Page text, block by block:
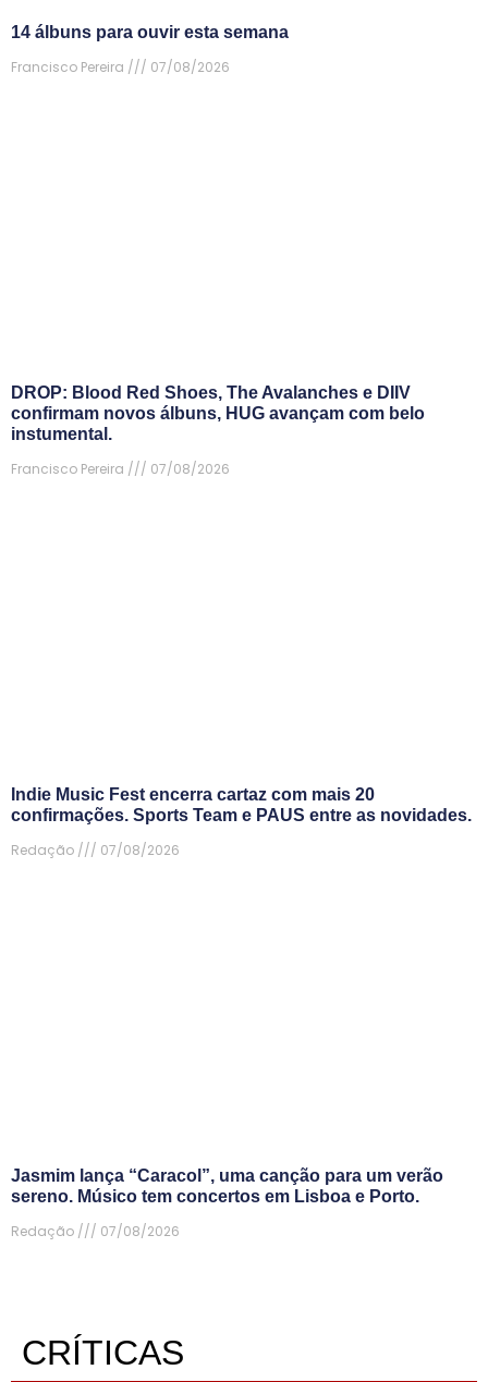
14 álbuns para ouvir esta semana
Francisco Pereira
07/08/2026
DROP: Blood Red Shoes, The Avalanches e DIIV
confirmam novos álbuns, HUG avançam com belo
instumental.
Francisco Pereira
07/08/2026
Indie Music Fest encerra cartaz com mais 20
confirmações. Sports Team e PAUS entre as novidades.
Redação
07/08/2026
Jasmim lança “Caracol”, uma canção para um verão
sereno. Músico tem concertos em Lisboa e Porto.
Redação
07/08/2026
CRÍTICAS